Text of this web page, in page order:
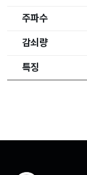
주파수
감쇠량
특징